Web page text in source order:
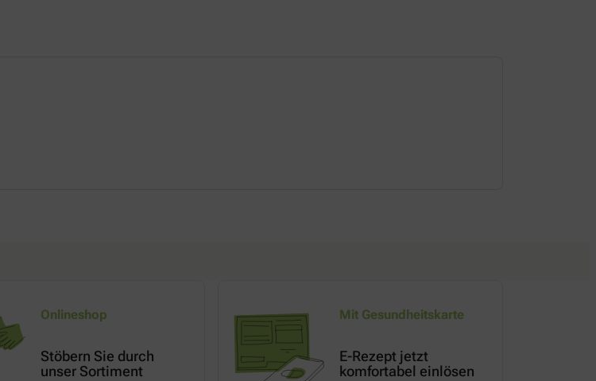
Onlineshop
Stöbern Sie durch
unser Sortiment
Mit Gesundheitskarte
E-Rezept jetzt
komfortabel einlösen